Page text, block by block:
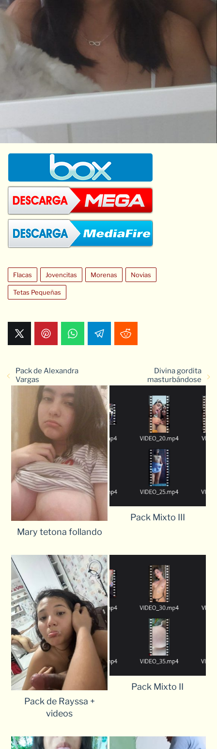
Flacas Jovencitas Morenas Novias
Tetas Pequeñas
Pack de Alexandra
Vargas
Divina gordita
masturbándose
Mary tetona follando
Pack Mixto III
Pack de Rayssa +
videos
Pack Mixto II